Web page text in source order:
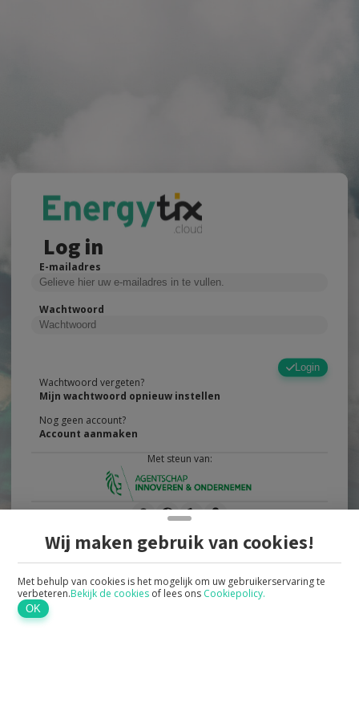
Log in
E-mailadres
Wachtwoord
Login
Wachtwoord vergeten?
Mijn wachtwoord opnieuw instellen
Nog geen account?
Account aanmaken
Met steun van:
Wij maken gebruik van cookies!
Met behulp van cookies is het mogelijk om uw gebruikerservaring te
verbeteren.Bekijk de cookies of lees ons Cookiepolicy.
OK